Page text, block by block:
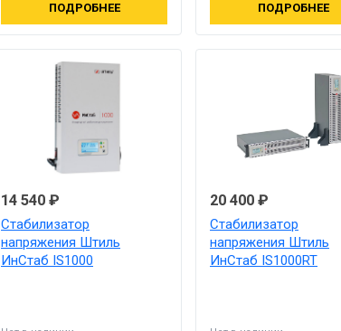
ПОДРОБНЕЕ ПОДРОБНЕЕ
14 540 ₽
Стабилизатор
напряжения Штиль
ИнСтаб IS1000
20 400 ₽
Стабилизатор
напряжения Штиль
ИнСтаб IS1000RT